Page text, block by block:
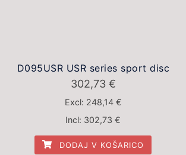
D095USR USR series sport disc
302,73 €
Excl: 248,14 €
Incl: 302,73€
DODAJ V KOŠARICO